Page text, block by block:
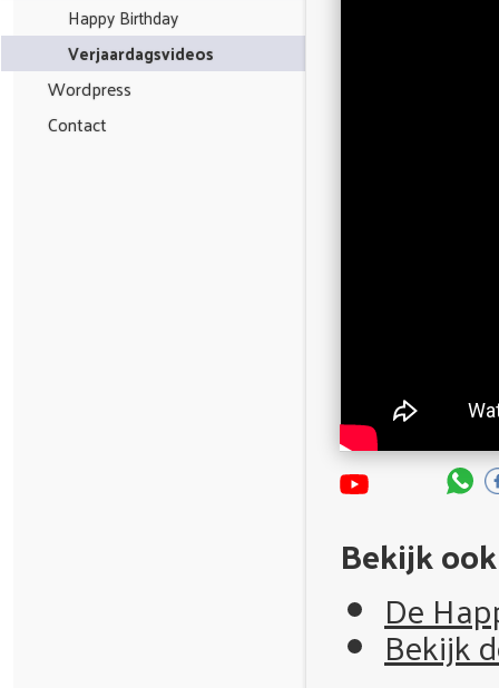
Happy Birthday
Verjaardagsvideos
Wordpress
Contact
Bekijk
De
Bekijk